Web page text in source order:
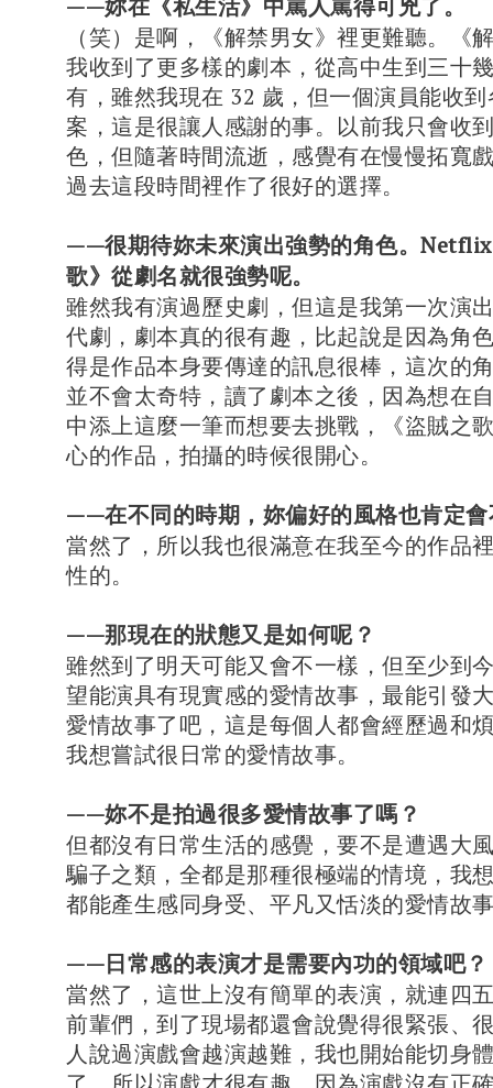
——妳在《私生活》中罵人罵得可兇了。
（笑）是啊，《解禁男女》裡更難聽。《
我收到了更多樣的劇本，從高中生到三十
有，雖然我現在 32 歲，但一個演員能收
案，這是很讓人感謝的事。以前我只會收
色，但隨著時間流逝，感覺有在慢慢拓寬
過去這段時間裡作了很好的選擇。
——很期待妳未來演出強勢的角色。
歌》從劇名就很強勢呢。
雖然我有演過歷史劇，但這是我第一次演
代劇，劇本真的很有趣，比起說是因為角
得是作品本身要傳達的訊息很棒，這次的
並不會太奇特，讀了劇本之後，因為想在
中添上這麼一筆而想要去挑戰，《盜賊之
心的作品，拍攝的時候很開心。
——在不同的時期，妳偏好的風格也肯定會
當然了，所以我也很滿意在我至今的作品
性的。
——那現在的狀態又是如何呢？
雖然到了明天可能又會不一樣，但至少到
望能演具有現實感的愛情故事，最能引發
愛情故事了吧，這是每個人都會經歷過和
我想嘗試很日常的愛情故事。
——妳不是拍過很多愛情故事了嗎？
但都沒有日常生活的感覺，要不是遭遇大
騙子之類，全都是那種很極端的情境，我
都能產生感同身受、平凡又恬淡的愛情故
——日常感的表演才是需要內功的領域吧？
當然了，這世上沒有簡單的表演，就連四
前輩們，到了現場都還會說覺得很緊張、
人說過演戲會越演越難，我也開始能切身